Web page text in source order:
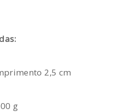
2,5 cm
g